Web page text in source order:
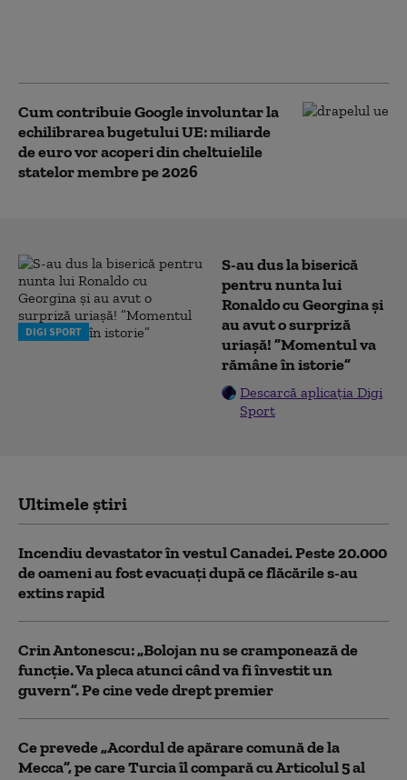
Cum contribuie Google involuntar la
echilibrarea bugetului UE: miliarde
de euro vor acoperi din cheltuielile
statelor membre pe 2026
DIGI SPORT
S-au dus la biserică
pentru nunta lui
Ronaldo cu Georgina și
au avut o surpriză
uriașă! ”Momentul va
rămâne în istorie”
Descarcă aplicația Digi
Sport
Ultimele știri
Incendiu devastator în vestul Canadei. Peste 20.000
de oameni au fost evacuați după ce flăcările s-au
extins rapid
Crin Antonescu: „Bolojan nu se cramponează de
funcție. Va pleca atunci când va fi învestit un
guvern”. Pe cine vede drept premier
Ce prevede „Acordul de apărare comună de la
Mecca”, pe care Turcia îl compară cu Articolul 5 al